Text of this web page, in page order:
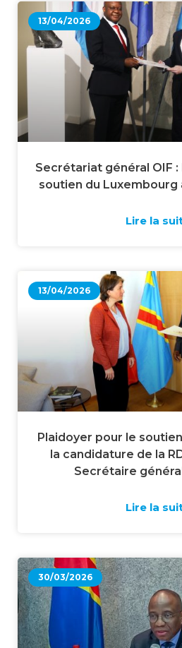
Secrétariat général OIF :
soutien du Luxembourg
Lire la
13/04/2026
Plaidoyer pour le
la candidature de la
Secrétaire
Lire la
13/04/2026
30/03/2026